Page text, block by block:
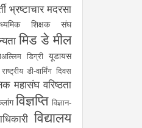
भ्रष्टाचार मदरसा
शिक्षक संघ
मिड डे मील
डिग्री यूडायस
राष्ट्रीय डी-वार्मिंग दिवस
महासंघ वरिष्ठता
विज्ञप्ति विज्ञान-
विद्यालय